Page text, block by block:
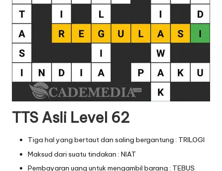
TTS Asli Level 62
Tiga hal yang bertaut dan saling bergantung : TRILOGI
Maksud dari suatu tindakan : NIAT
Pembayaran uang untuk mengambil barang : TEBUS